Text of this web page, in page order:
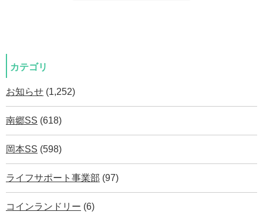
カテゴリ
お知らせ (1,252)
南郷SS (618)
岡本SS (598)
ライフサポート事業部 (97)
コインランドリー (6)